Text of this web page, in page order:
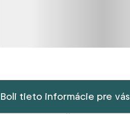
Boli tieto informácie pre